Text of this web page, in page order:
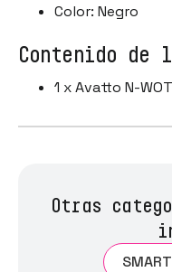
Color: Negro
Contenido de
1 x Avatto N-
Otras